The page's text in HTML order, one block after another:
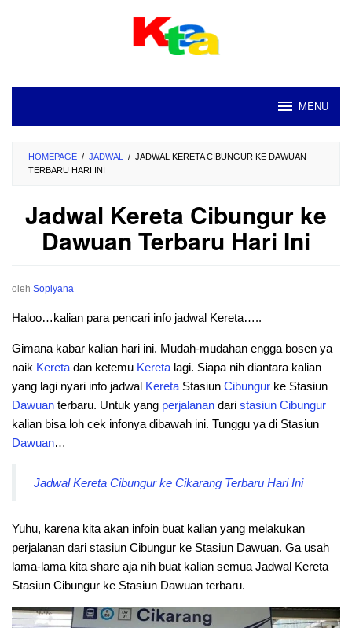
MENU
HOMEPAGE / JADWAL / JADWAL KERETA CIBUNGUR KE DAWUAN
TERBARU HARI INI
Jadwal Kereta Cibungur ke
Dawuan Terbaru Hari Ini
oleh Sopiyana
Haloo…kalian para pencari info jadwal Kereta…..
Gimana kabar kalian hari ini. Mudah-mudahan engga bosen ya
naik Kereta dan ketemu Kereta lagi. Siapa nih diantara kalian
yang lagi nyari info jadwal Kereta Stasiun Cibungur ke Stasiun
Dawuan terbaru. Untuk yang perjalanan dari stasiun Cibungur
kalian bisa loh cek infonya dibawah ini. Tunggu ya di Stasiun
Dawuan…
Jadwal Kereta Cibungur ke Cikarang Terbaru Hari Ini
Yuhu, karena kita akan infoin buat kalian yang melakukan
perjalanan dari stasiun Cibungur ke Stasiun Dawuan. Ga usah
lama-lama kita share aja nih buat kalian semua Jadwal Kereta
Stasiun Cibungur ke Stasiun Dawuan terbaru.